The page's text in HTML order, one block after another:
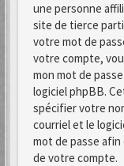
une personne
site de tierce
votre mot de
votre compte,
mon mot de
logiciel phpBB.
spécifier votre
courriel et le
mot de passe
de votre compte.